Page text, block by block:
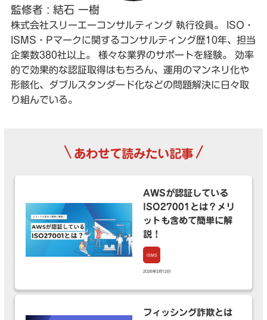
監修者 : 結石 一樹
株式会社スリーエーコンサルティング 執行役員。 ISO・
ISMS・Pマークに関するコンサルティング歴10年、担当
企業数380社以上。 様々な業界のサポートを経験。 効率
的で効果的な認証取得はもちろん、運用のマンネリ化や
形骸化、ダブルスタンダード化などの問題解決に日々取
り組んでいる。
\ あわせて読みたい記事 /
ISMS
2026年3月12日
AWSが認証している
ISO27001とは？メリ
ットも含めて簡単に解
説！
フィッシング詐欺とは